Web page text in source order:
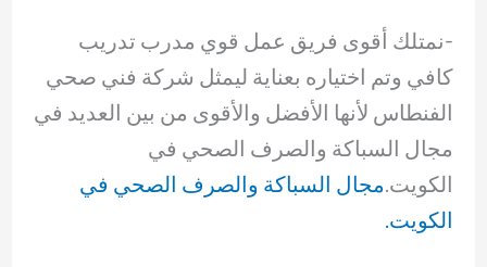
-نمتلك أقوى ‏فريق عمل قوي مدرب تدريب
كافي وتم اختياره بعناية ليمثل شركة فني صحي
الفنطاس لأنها الأفضل والأقوى من بين العديد في
مجال السباكة والصرف الصحي في
الكويت.مجال السباكة والصرف الصحي في
الكويت.